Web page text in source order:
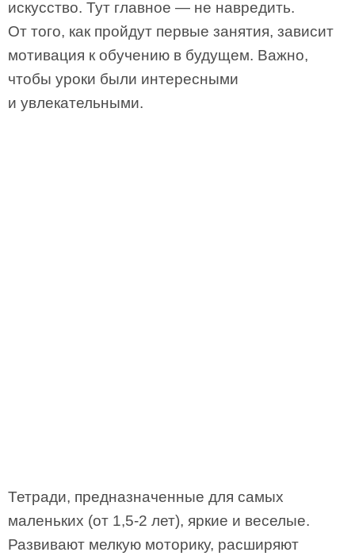
искусство. Тут главное — не навредить.
От того, как пройдут первые занятия, зависит
мотивация к обучению в будущем. Важно,
чтобы уроки были интересными
и увлекательными.
Тетради, предназначенные для самых
маленьких (от 1,5-2 лет), яркие и веселые.
Развивают мелкую моторику, расширяют